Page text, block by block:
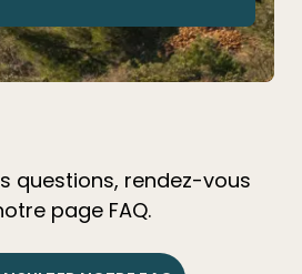
questions, rendez-vous
page FAQ.